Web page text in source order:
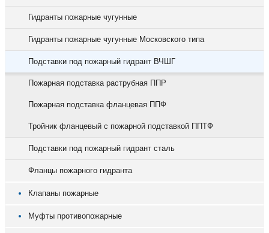
Гидранты пожарные чугунные
Гидранты пожарные чугунные Московского типа
Подставки под пожарный гидрант ВЧШГ
Пожарная подставка раструбная ППР
Пожарная подставка фланцевая ППФ
Тройник фланцевый с пожарной подставкой ППТФ
Подставки под пожарный гидрант сталь
Фланцы пожарного гидранта
Клапаны пожарные
Муфты противопожарные